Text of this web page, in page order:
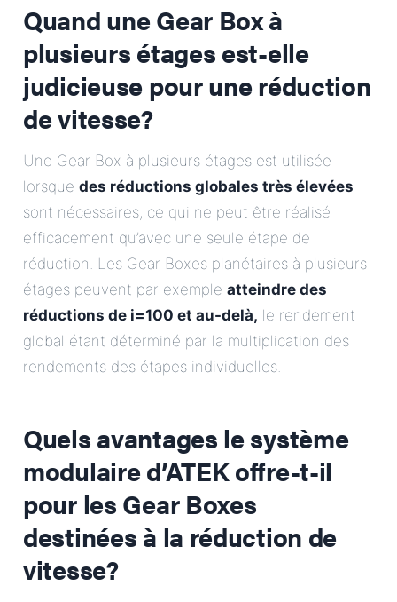
Quand une Gear Box à
plusieurs étages est-elle
judicieuse pour une réduction
de vitesse?
Une Gear Box à plusieurs étages est utilisée
lorsque des réductions globales très élevées
sont nécessaires, ce qui ne peut être réalisé
efficacement qu’avec une seule étape de
réduction. Les Gear Boxes planétaires à plusieurs
étages peuvent par exemple atteindre des
réductions de i=100 et au-delà, le rendement
global étant déterminé par la multiplication des
rendements des étapes individuelles.
Quels avantages le système
modulaire d’ATEK offre-t-il
pour les Gear Boxes
destinées à la réduction de
vitesse?